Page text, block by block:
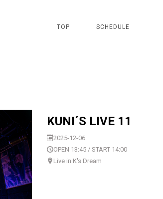
TOP SCHEDULE
KUNI´S LIVE 11
2025-12-06
OPEN 13:45 / START 14:00
Live in K's Dream